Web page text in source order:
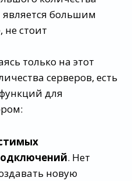
является большим
стоит
только на этот
серверов, есть
для
. Нет
новую